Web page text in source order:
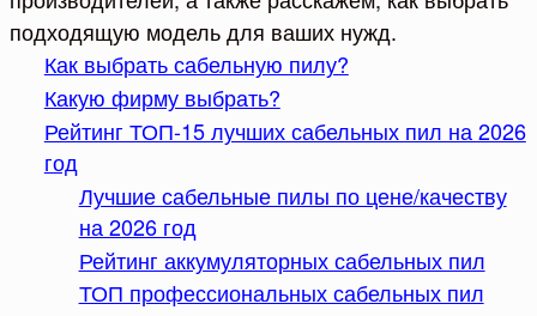
подходящую модель для ваших нужд.
Как выбрать сабельную пилу?
Какую фирму выбрать?
Рейтинг ТОП-15 лучших сабельных пил на 2026
год
Лучшие сабельные пилы по цене/качеству
на 2026 год
Рейтинг аккумуляторных сабельных пил
ТОП профессиональных сабельных пил